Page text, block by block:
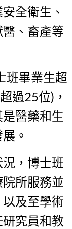
全衛生、
、畜產等
班畢業生超
過25位)，
醫藥和生
。
，博士班
所服務並
及至學術
究員和教